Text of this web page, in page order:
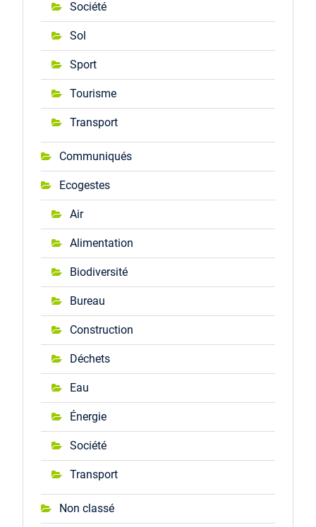
Société
Sol
Sport
Tourisme
Transport
Communiqués
Ecogestes
Air
Alimentation
Biodiversité
Bureau
Construction
Déchets
Eau
Énergie
Société
Transport
Non classé